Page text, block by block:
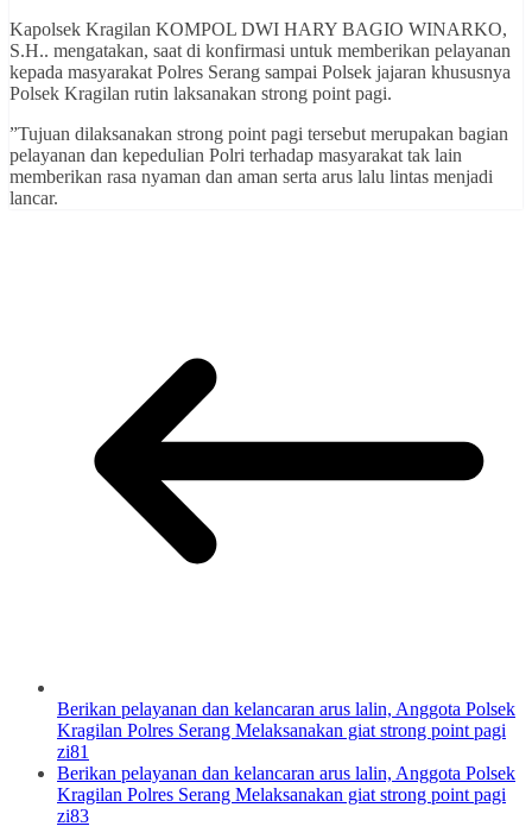
Kapolsek Kragilan KOMPOL DWI HARY BAGIO WINARKO,
S.H.. mengatakan, saat di konfirmasi untuk memberikan pelayanan
kepada masyarakat Polres Serang sampai Polsek jajaran khususnya
Polsek Kragilan rutin laksanakan strong point pagi.
”Tujuan dilaksanakan strong point pagi tersebut merupakan bagian
pelayanan dan kepedulian Polri terhadap masyarakat tak lain
memberikan rasa nyaman dan aman serta arus lalu lintas menjadi
lancar.
Berikan pelayanan dan kelancaran arus lalin, Anggota Polsek
Kragilan Polres Serang Melaksanakan giat strong point pagi
zi81
Berikan pelayanan dan kelancaran arus lalin, Anggota Polsek
Kragilan Polres Serang Melaksanakan giat strong point pagi
zi83